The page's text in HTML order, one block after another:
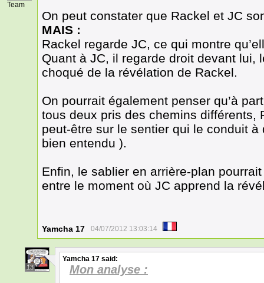
Team
On peut constater que Rackel et JC
MAIS :
Rackel regarde JC, ce qui montre
Quant à JC, il regarde droit devant lui,
choqué de la révélation de Rackel.
On pourrait également penser qu’à
tous deux pris des chemins différents,
peut-être sur le sentier qui le conduit à
bien entendu ).
Enfin, le sablier en arrière-plan
entre le moment où JC apprend la
Yamcha 17 04/07/2012 13:03:14
13
Yamcha 17 said:
Mon analyse :